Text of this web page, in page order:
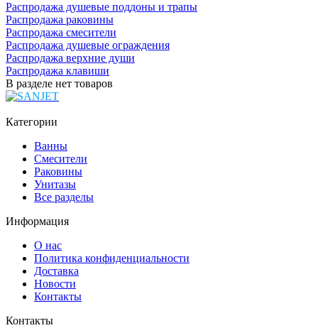
Распродажа душевые поддоны и трапы
Распродажа раковины
Распродажа смесители
Распродажа душевые ограждения
Распродажа верхние души
Распродажа клавиши
В разделе нет товаров
Категории
Ванны
Смесители
Раковины
Унитазы
Все разделы
Информация
О нас
Политика конфиденциальности
Доставка
Новости
Контакты
Контакты